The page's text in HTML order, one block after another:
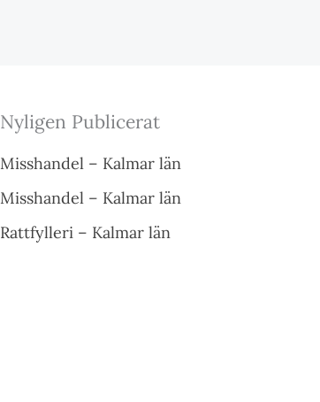
Nyligen Publicerat
Misshandel – Kalmar län
Misshandel – Kalmar län
Rattfylleri – Kalmar län